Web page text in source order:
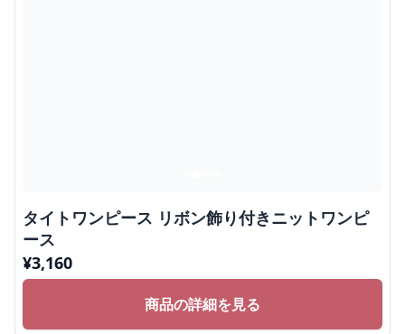
タイトワンピース リボン飾り付きニットワンピ
ース
¥3,160
商品の詳細を見る